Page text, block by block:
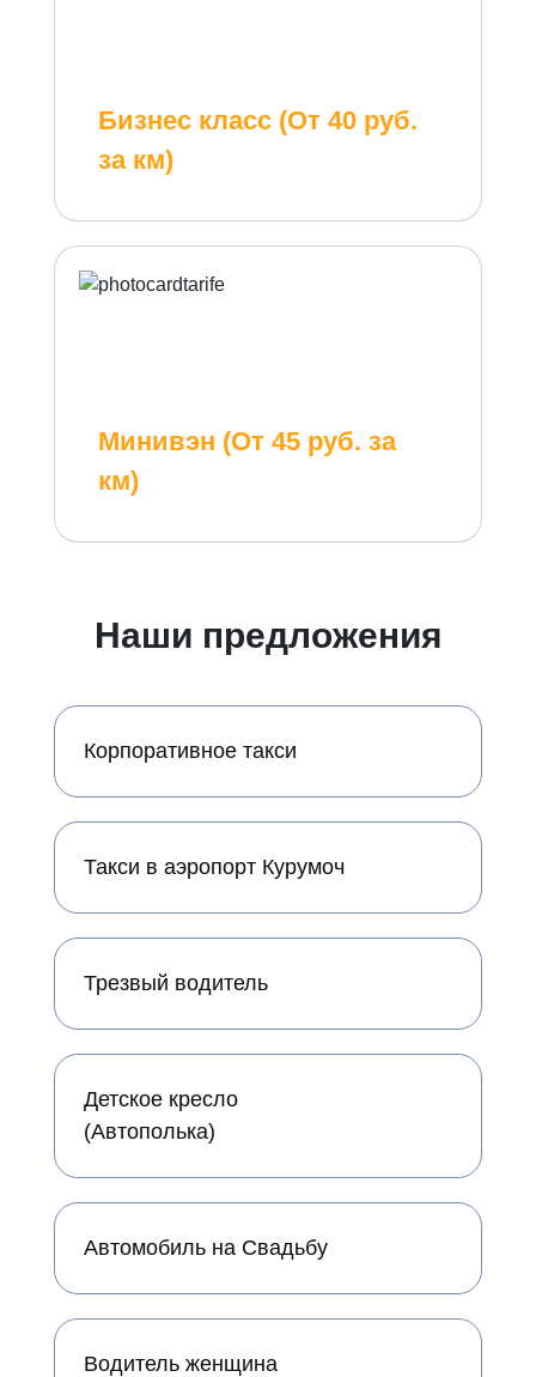
Бизнес класс (От 40 руб.
за км)
Минивэн (От 45 руб. за
км)
Наши предложения
Корпоративное такси
Такси в аэропорт Курумоч
Трезвый водитель
Детское кресло
(Автополька)
Автомобиль на Свадьбу
Водитель женщина